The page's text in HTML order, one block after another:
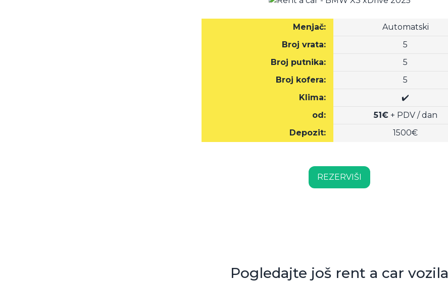
Menjač:
Automatski
Broj vrata:
5
Broj putnika:
5
Broj kofera:
5
Klima:
✔️
od:
51€+ PDV / dan
Depozit:
1500€
REZERVIŠI
Pogledajte još rent a car vozila